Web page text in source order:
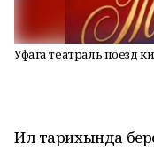
Уфага театраль поезд
Ил тарихында